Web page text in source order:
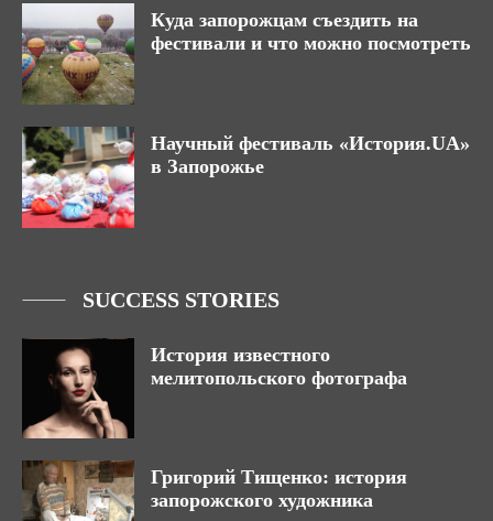
Куда запорожцам съездить на
фестивали и что можно посмотреть
Научный фестиваль «История.UA»
в Запорожье
SUCCESS STORIES
История известного
мелитопольского фотографа
Григорий Тищенко: история
запорожского художника